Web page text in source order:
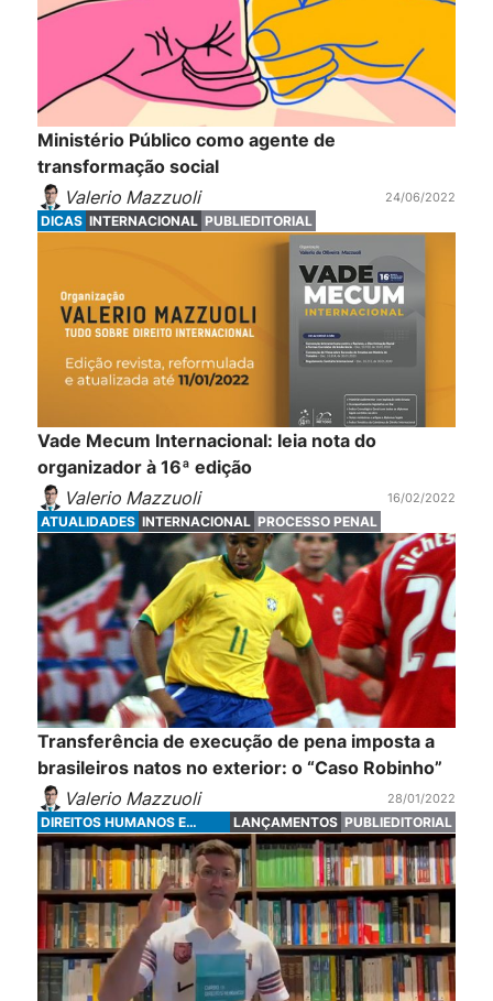
Ministério Público como agente de
transformação social
Valerio Mazzuoli
24/06/2022
DICAS INTERNACIONAL PUBLIEDITORIAL
Vade Mecum Internacional: leia nota do
organizador à 16ª edição
Valerio Mazzuoli
16/02/2022
ATUALIDADES INTERNACIONAL PROCESSO PENAL
Transferência de execução de pena imposta a
brasileiros natos no exterior: o “Caso Robinho”
Valerio Mazzuoli
28/01/2022
DIREITOS HUMANOS E
FUNDAMENTAIS
LANÇAMENTOS PUBLIEDITORIAL